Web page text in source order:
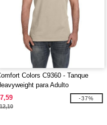
Colors C9360 - Tanque
para Adulto
-37%